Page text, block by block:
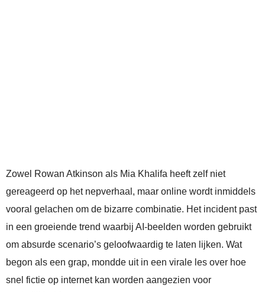
Zowel Rowan Atkinson als Mia Khalifa heeft zelf niet
gereageerd op het nepverhaal, maar online wordt inmiddels
vooral gelachen om de bizarre combinatie. Het incident past
in een groeiende trend waarbij AI-beelden worden gebruikt
om absurde scenario’s geloofwaardig te laten lijken. Wat
begon als een grap, mondde uit in een virale les over hoe
snel fictie op internet kan worden aangezien voor